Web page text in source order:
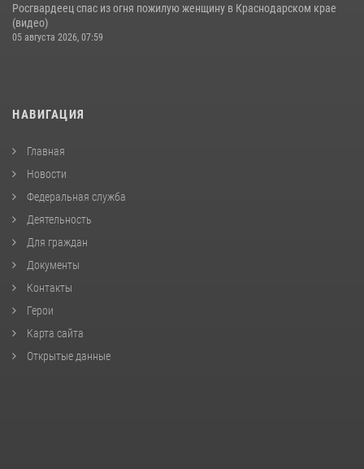
Росгвардеец спас из огня пожилую женщину в Краснодарском крае
(видео)
05 августа 2026, 07:59
НАВИГАЦИЯ
Главная
Новости
Федеральная служба
Деятельность
Для граждан
Документы
Контакты
Герои
Карта сайта
Открытые данные